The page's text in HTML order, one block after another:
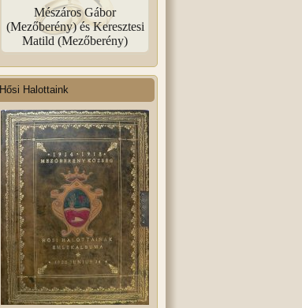
Mészáros Gábor
(Mezőberény) és Keresztesi
Matild (Mezőberény)
Hősi Halottaink